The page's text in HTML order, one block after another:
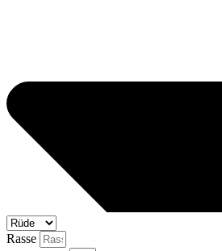
Rasse